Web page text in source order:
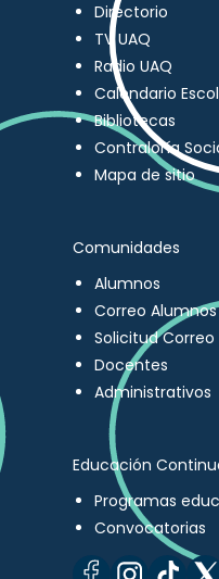
Directorio
TV UAQ
Radio UAQ
Calendario
Bibliotecas
Contraloría
Mapa de sitio
Comunidades
Alumnos
Correo Alumnos
Solicitud Correo
Docentes
Administrativos
Educación
Programas
Convocatorias